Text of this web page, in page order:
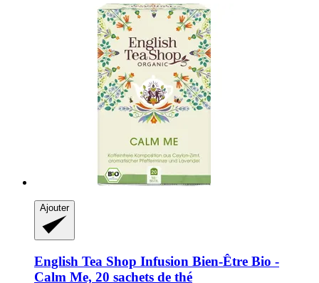
Ajouter
English Tea Shop Infusion Bien-​Être Bio -​
Calm Me, 20 sachets de thé